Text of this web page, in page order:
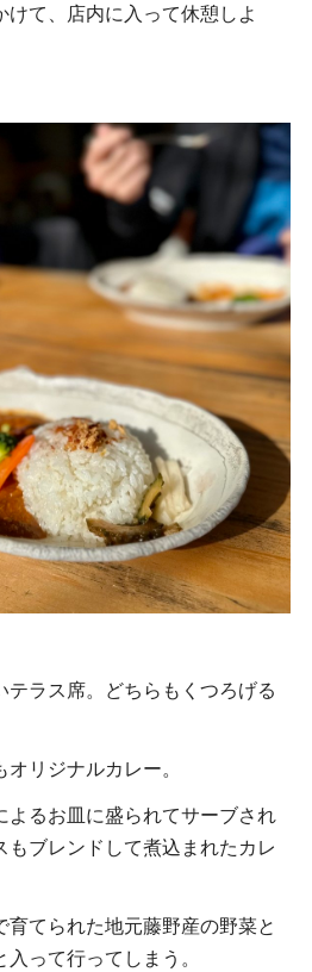
て、店内に入って休憩しよ
テラス席。どちらもくつろげる
リジナルカレー。
よるお皿に盛られてサーブされ
もブレンドして煮込まれたカレ
てられた地元藤野産の野菜と
って行ってしまう。